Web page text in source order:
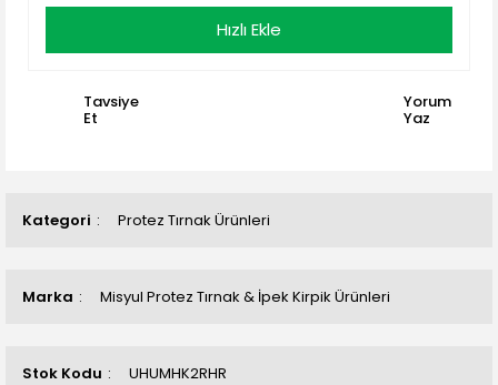
Kategori Protez Tırnak Ürünleri
Marka Misyul Protez Tırnak & İpek Kirpik Ürünleri
Stok Kodu UHUMHK2RHR
Hızlı Ekle
Tavsiye
Et
Yorum
Yaz